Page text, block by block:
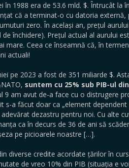
în 1988 era de 53.6 mld. $. Întrucât la
că a terminat-o cu datoria externă,
zero. În același an, prețul
de închidere). Prețul actual al aurului
mare. Ceea ce înseamnă că, în
actuali!
pe 2023 a fost de 351 miliarde $.
suntem cu 25% sub PIB-ul
9 am avut de-a face cu o distrugere
s-a făcut doar ca „element
dezastru pentru noi. Cu alte
ca în decurs de 36 de ani să
pe picioarele noastre […].
diverse credite acordate țărilor în
de vreo 10% din PIB (situația e